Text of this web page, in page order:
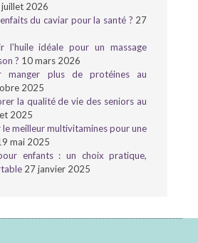
juillet 2026
du caviar pour la santé ? 27
l’huile idéale pour un massage
? 10 mars 2026
manger plus de protéines au
2025
la qualité de vie des seniors au
2025
meilleur multivitamines pour une
mai 2025
enfants : un choix pratique,
27 janvier 2025